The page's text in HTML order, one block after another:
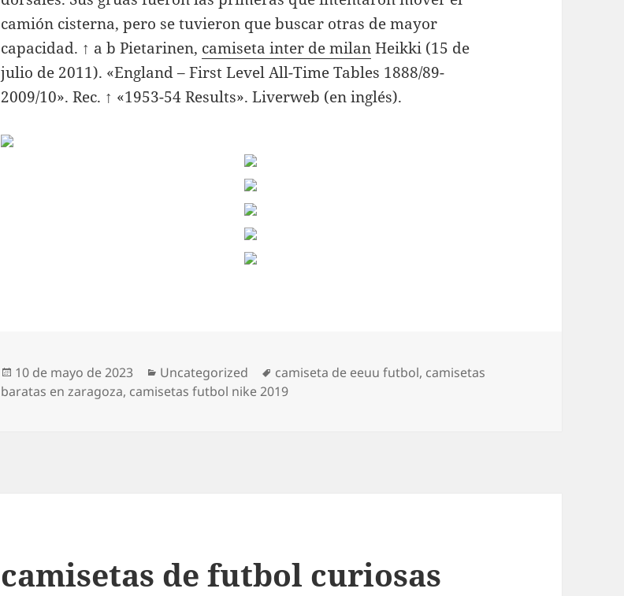
camión cisterna, pero se tuvieron que buscar otras de mayor
capacidad. ↑ a b Pietarinen, camiseta inter de milanHeikki (15 de
julio de 2011). «England – First Level All-Time Tables 1888/89-
2009/10». Rec. ↑ «1953-54 Results». Liverweb (en inglés).
Publicado
el
10 de mayo de 2023 Categorías
Uncategorized Etiquetas
camiseta de eeuu futbol, camisetas
baratas en zaragoza, camisetas futbol nike 2019
camisetas de futbol curiosas